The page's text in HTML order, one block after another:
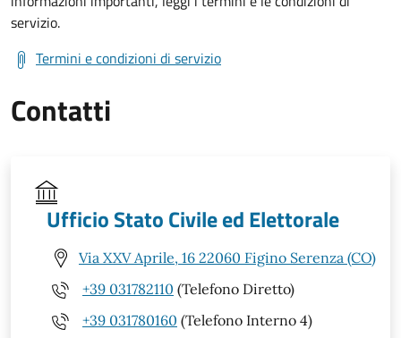
servizio.
Termini e condizioni di servizio
Contatti
Ufficio Stato Civile ed Elettorale
Via XXV Aprile, 16 22060 Figino Serenza (CO)
+39 031782110 (Telefono Diretto)
+39 031780160 (Telefono Interno 4)